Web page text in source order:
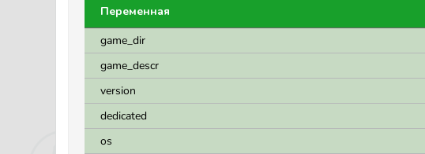
Переменная
game_dir
game_descr
version
dedicated
os